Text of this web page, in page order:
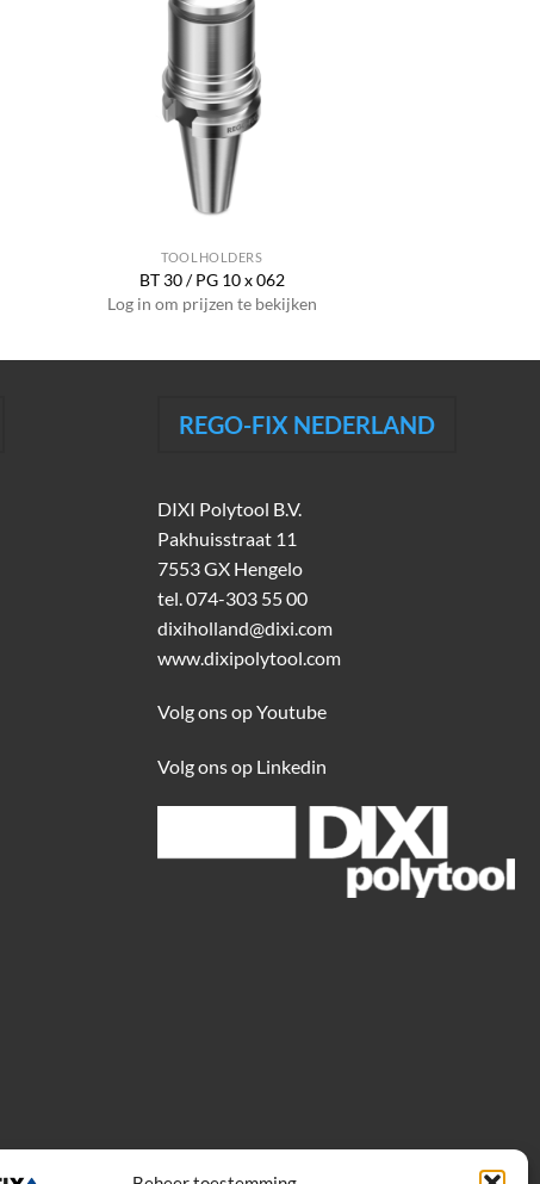
TOOLHOLDERS
BT 30 / PG 10 x 062
Log in om prijzen te bekijken
REGO-FIX NEDERLAND
DIXI Polytool B.V.
Pakhuisstraat 11
7553 GX Hengelo
tel. 074-303 55 00
dixiholland@dixi.com
www.dixipolytool.com
Volg ons op Youtube
Volg ons op Linkedin